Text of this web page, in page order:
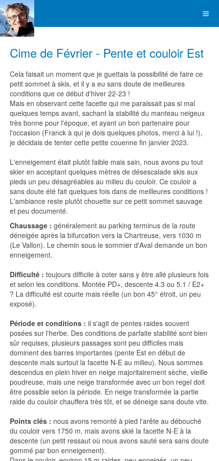
Cime de Février - Pente et couloir Est
Cela faisait un moment que je guettais la possibilité de faire ce
petit sommet à skis, et il y a eu sans doute de meilleures
conditions que ce début d'hiver 22-23 !
Mais en observant cette facette qui me paraissait pas si mal
quelques temps avant, sachant la stabilité du manteau neigeux
très bonne pour l'époque, et ayant un bon partenaire pour
l'occasion (Franck à qui je dois quelques photos, merci à lui !),
je décidais de tenter cette petite couenne fin janvier 2023.
L'enneigement était plutôt faible mais sain, nous avons pu tout
skier en acceptant quelques mètres de désescalade skis aux
pieds un peu désagréables au milieu du couloir. Ce couloir a
sans doute été fait quelques fois dans de meilleures conditions !
L'ambiance reste plutôt chouette sur ce petit sommet sauvage
et peu documenté.
Chaussage : généralement au parking terminus de la route
déneigée après la bifurcation vers la Chartreuse, vers 1030 m
(Le Vallon). Le chemin sous le sommier d'Aval demande un bon
enneigement.
Difficulté : toujours difficile à coter sans y être allé plusieurs fois
et selon les conditions. Montée PD+, descente 4.3 ou 5.1 / E2+
? La difficulté est courte mais réelle (un bon 45° étroit, un peu
exposé).
Période et conditions : il s'agit de pentes raides souvent
posées sur l'herbe. Des conditions de parfaite stabilité sont bien
sûr requises, plusieurs passages sont peu difficiles mais
dominent des barres importantes (pente Est en début de
descente mais surtout la facette N-E au milieu). Nous sommes
descendus en plein hiver en neige majoritairement sèche, vieille
poudreuse, mais une neige transformée avec un bon regel doit
être possible selon la période. En neige transformée la partie
raide du couloir chauffera très tôt, et se déneige sans doute vite.
Points clés : nous avons remonté à pied l'arête au débouché
du couloir vers 1750 m, mais avons skié la facette N-E à la
descente (un petit ressaut où nous avons sauté sera sans doute
gommé par bon enneigement).